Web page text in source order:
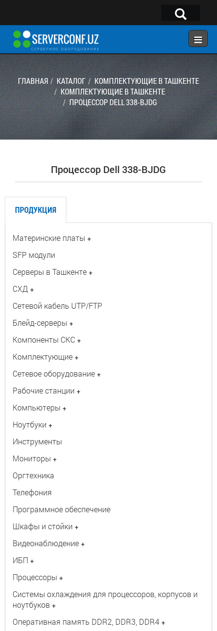
×
ГЛАВНАЯ
КОНФИГУРАТОР
КАТАЛОГ
УСЛУГИ
Telegram:@serverconf_uz
Тел: (90) 932-18-00
ГЛАВНАЯ КАТАЛОГ
КОМПЛЕКТУЮЩИЕ В ТАШКЕНТЕ
КОМПЛЕКТУЮЩИЕ В ТАШКЕНТЕ
ПРОЦЕССОР DELL 338-BJDG
Процессор Dell 338-BJDG
ПРОДУКЦИЯ
Материнские платы +
SFP модули
Серверы в Ташкенте +
СХД +
Сетевой кабель UTP/FTP
Блейд-серверы +
Компоненты СКС +
Комплектующие +
Сетевое оборудование +
Рабочие станции +
Компьютеры +
Ноутбуки +
Инструменты
Мониторы +
Оргтехника
Телефония
Программное обеспечение
Шкафы и стойки +
Видеонаблюдение +
ИБП +
Процессоры +
Системы охлаждения для процессоров, корпусов и
ноутбуков +
Оперативная память DDR2, DDR3, DDR4 +